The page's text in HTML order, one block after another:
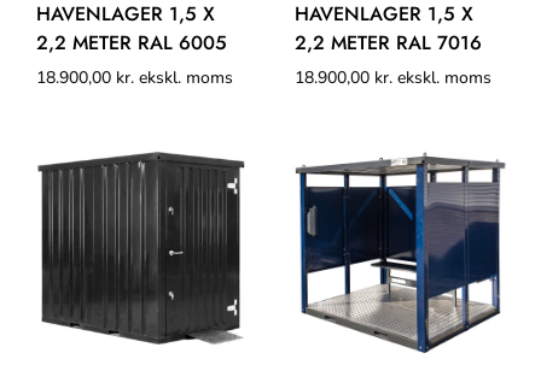
HAVENLAGER 1,5 X
2,2 METER RAL 6005
18.900,00 kr. ekskl. moms
HAVENLAGER 1,5 X
2,2 METER RAL 7016
18.900,00 kr. ekskl. moms